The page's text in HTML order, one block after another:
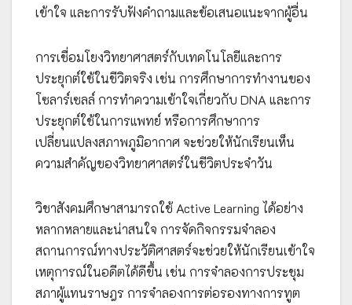
เข้าใจ และการรับฟังคำถามและข้อเสนอแนะจากผู้อื่น
การเชื่อมโยงวิทยาศาสตร์กับเทคโนโลยีและการ
ประยุกต์ใช้ในชีวิตจริง เช่น การศึกษาการทำงานของ
โซลาร์เซลล์ การทำความเข้าใจเกี่ยวกับ DNA และการ
ประยุกต์ใช้ในการแพทย์ หรือการศึกษาการ
เปลี่ยนแปลงสภาพภูมิอากาศ จะช่วยให้นักเรียนเห็น
ความสำคัญของวิทยาศาสตร์ในชีวิตประจำวัน
วิชาสังคมศึกษาสามารถใช้ Active Learning ได้อย่าง
หลากหลายและน่าสนใจ การจัดกิจกรรมจำลอง
สถานการณ์ทางประวัติศาสตร์จะช่วยให้นักเรียนเข้าใจ
เหตุการณ์ในอดีตได้ดีขึ้น เช่น การจำลองการประชุม
สภาผู้แทนราษฎร การจำลองการต่อรองทางการทูต